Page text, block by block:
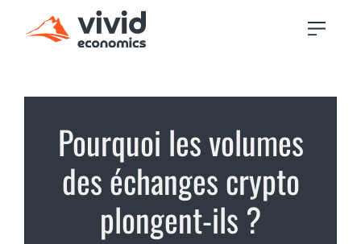
Pourquoi les volumes
des échanges crypto
plongent-ils ?